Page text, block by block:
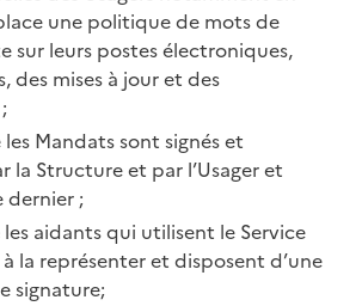
une politique de mots de
sur leurs postes électroniques,
des mises à jour et des
Mandats sont signés et
la Structure et par l’Usager et
dernier ;
aidants qui utilisent le Service
la représenter et disposent d’une
signature;